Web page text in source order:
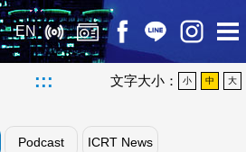
EN
::: 文字大小： 小 中 大
Podcast ICRT News